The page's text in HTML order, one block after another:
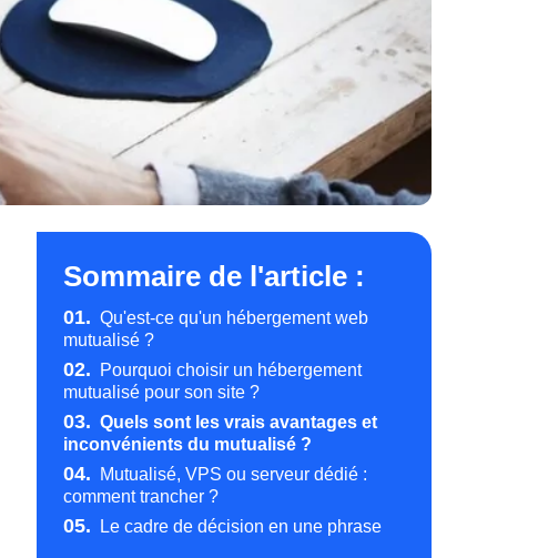
Sommaire de l'article :
01. Qu'est-ce qu'un hébergement web
mutualisé ?
02.
Pourquoi choisir un hébergement
mutualisé pour son site ?
03. Quels sont les vrais avantages et
inconvénients du mutualisé ?
04.
Mutualisé, VPS ou serveur dédié :
comment trancher ?
05. Le cadre de décision en une phrase